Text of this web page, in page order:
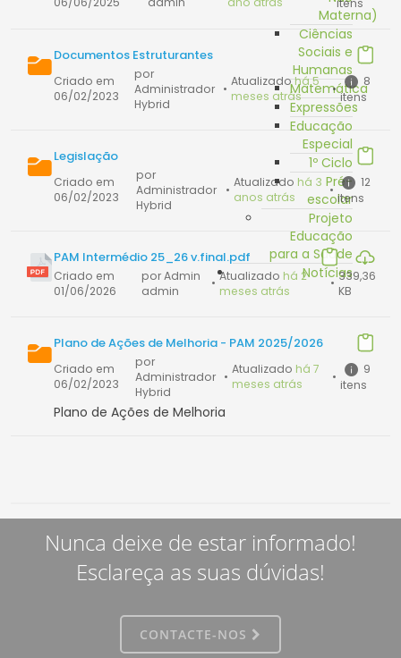
Materna)
Ciências
Sociais e
Humanas
Matemática
Expressões
Educação
Especial
1º Ciclo
Pré-
escolar
Projeto
Educação
para a Saúde
Notícias
itens
Documentos Estruturantes
Criado em
06/02/2023
por
Administrador
Hybrid
• Atualizadohá 5
meses atrás
•
8
itens
Legislação
Criado em
06/02/2023
por
Administrador
Hybrid
• Atualizado há 3
anos atrás
•
12
itens
PAM Intermédio 25_26 v.final.pdf
Criado em
01/06/2026
por Admin
admin
• Atualizado há 2
meses atrás
• 339,36
KB
Plano de Ações de Melhoria - PAM 2025/2026
Criado em
06/02/2023
por
Administrador
Hybrid
• Atualizado há 7
meses atrás
•
9
itens
Plano de Ações de Melhoria
Nunca deixe de estar informado!
Esclareça as suas dúvidas!
CONTACTE-NOS